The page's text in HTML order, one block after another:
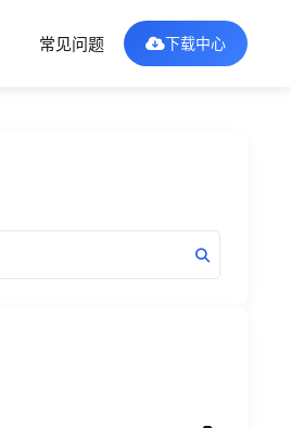
常见问题 下载中心